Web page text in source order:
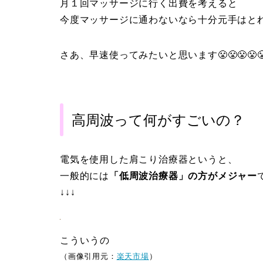
月１回マッサージに行く出費を考えると
今度マッサージに通わないなら十分元手はとれ
さあ、早速使ってみたいと思います
高周波って何がすごいの？
電気を使用した肩こり治療器というと、
一般的には 「低周波治療器」の方がメジャー
↓↓↓
こういうの
（画像引用元： 楽天市場）